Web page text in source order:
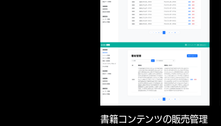
書籍コンテンツの販売管理